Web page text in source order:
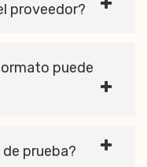
proveedor?
puede
prueba?